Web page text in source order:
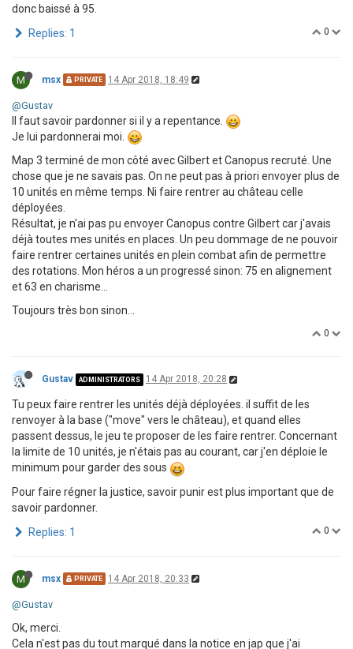
donc baissé à 95.
0
Replies: 1
M msx PRIVATE 14 Apr 2018, 18:49
@Gustav
Il faut savoir pardonner si il y a repentance.
Je lui pardonnerai moi.
Map 3 terminé de mon côté avec Gilbert et Canopus recruté. Une
chose que je ne savais pas. On ne peut pas à priori envoyer plus de
10 unités en même temps. Ni faire rentrer au château celle
déployées.
Résultat, je n'ai pas pu envoyer Canopus contre Gilbert car j'avais
déjà toutes mes unités en places. Un peu dommage de ne pouvoir
faire rentrer certaines unités en plein combat afin de permettre
des rotations. Mon héros a un progressé sinon: 75 en alignement
et 63 en charisme...
Toujours très bon sinon...
0
Gustav ADMINISTRATORS 14 Apr 2018, 20:28
Tu peux faire rentrer les unités déjà déployées. il suffit de les
renvoyer à la base ("move" vers le château), et quand elles
passent dessus, le jeu te proposer de les faire rentrer. Concernant
la limite de 10 unités, je n'étais pas au courant, car j'en déploie le
minimum pour garder des sous
Pour faire régner la justice, savoir punir est plus important que de
savoir pardonner.
0
Replies: 1
M msx PRIVATE 14 Apr 2018, 20:33
@Gustav
Ok, merci.
Cela n'est pas du tout marqué dans la notice en jap que j'ai